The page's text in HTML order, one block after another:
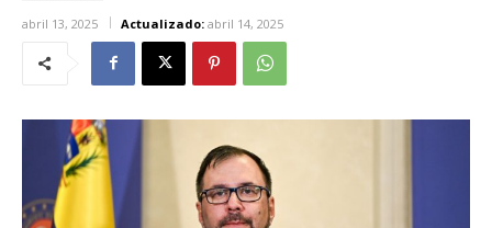
abril 13, 2025 Actualizado: abril 14, 2025